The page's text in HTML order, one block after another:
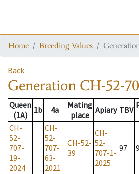
Home Breeding Values
Back
Generation CH-52-
Queen
(1A)
1b 4a
Mating
place Apiary TBV
CH-
52-
707-
19-
2024
CH-
52-
707-
63-
2021
CH-52-
39
CH-
52-
707-1-
2025
97